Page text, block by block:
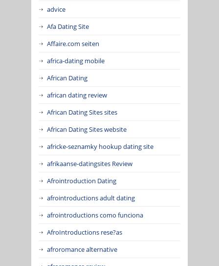
advice
Afa Dating Site
Affaire.com seiten
africa-dating mobile
African Dating
african dating review
African Dating Sites sites
African Dating Sites website
africke-seznamky hookup dating site
afrikaanse-datingsites Review
Afrointroduction Dating
afrointroductions adult dating
afrointroductions como funciona
AfroIntroductions rese?as
afroromance alternative